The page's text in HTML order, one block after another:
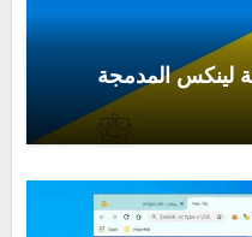
لينكس المدمجة